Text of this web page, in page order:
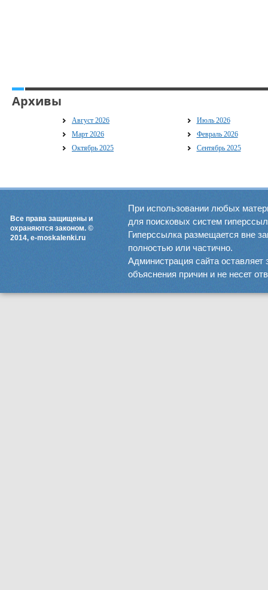
Архивы
Август 2026
Июль 2026
Март 2026
Февраль 2026
Октябрь 2025
Сентябрь 2025
Все права защищены и
охраняются законом. ©
2014, e-moskalenki.ru
При использовании любых
для поисковых систем
Гиперссылка размещается вне
полностью или частично.
Администрация сайта оставляет
объяснения причин и не несет